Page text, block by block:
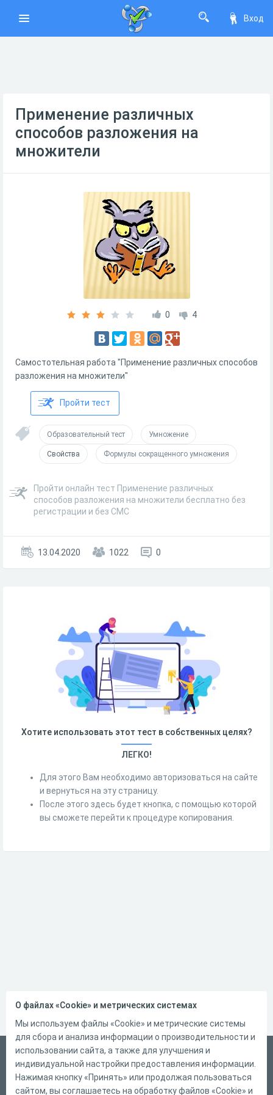
Вход
Применение различных
способов разложения на
множители
0 4
Самостотельная работа "Применение различных способов
разложения на множители"
Пройти тест
Образовательный тест Умножение
Свойства Формулы сокращенного умножения
Пройти онлайн тест Применение различных
способов разложения на множители бесплатно без
регистрации и без СМС
13.04.2020 1022 0
Хотите использовать этот тест в собственных целях?
ЛЕГКО!
Для этого Вам необходимо авторизоваться на сайте
и вернуться на эту страницу.
После этого здесь будет кнопка, с помощью которой
вы сможете перейти к процедуре копирования.
Русский
Справка
О файлах «Cookie» и метрических системах
Мы используем файлы «Cookie» и метрические системы
для сбора и анализа информации о производительности и
использовании сайта, а также для улучшения и
индивидуальной настройки предоставления информации.
Нажимая кнопку «Принять» или продолжая пользоваться
сайтом, вы соглашаетесь на обработку файлов «Cookie» и